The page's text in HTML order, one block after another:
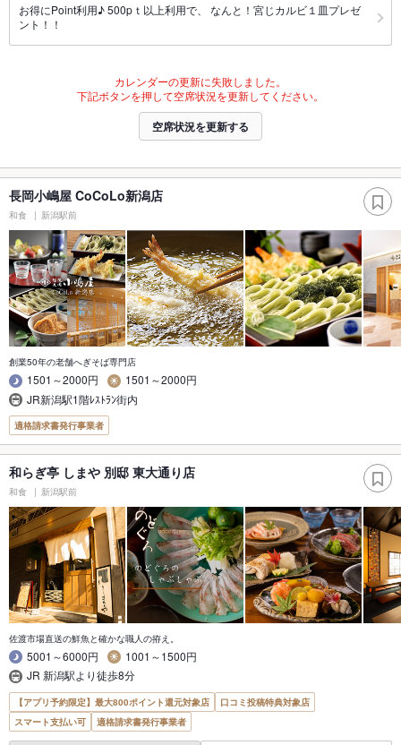
お得にPoint利用♪ 500pｔ以上利用で、 なんと！宮じカルビ１皿プレゼ
ント！！
カレンダーの更新に失敗しました。
下記ボタンを押して空席状況を更新してください。
空席状況を更新する
長岡小嶋屋 CoCoLo新潟店
和食 新潟駅前
創業50年の老舗へぎそば専門店
1501～2000円
1501～2000円
JR新潟駅1階ﾚｽﾄﾗﾝ街内
適格請求書発行事業者
和らぎ亭 しまや 別邸 東大通り店
和食 新潟駅前
佐渡市場直送の鮮魚と確かな職人の拵え。
5001～6000円
1001～1500円
JR 新潟駅より徒歩8分
【アプリ予約限定】最大800ポイント還元対象店
口コミ投稿特典対象店
スマート支払い可
適格請求書発行事業者